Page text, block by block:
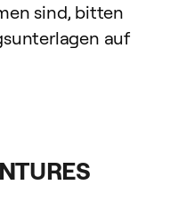
sind, bitten
auf